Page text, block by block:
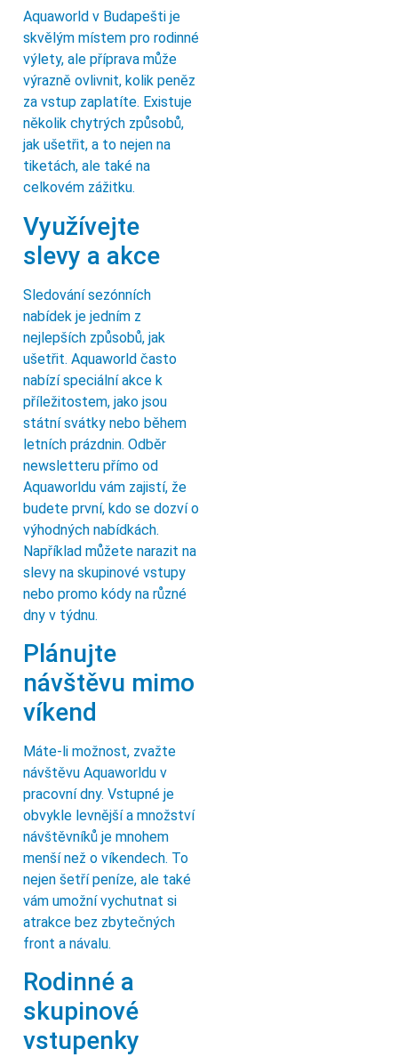
Aquaworld v Budapešti je
skvělým místem pro rodinné
výlety, ale příprava může
výrazně ovlivnit, kolik peněz
za vstup zaplatíte. Existuje
několik chytrých způsobů,
jak ušetřit, a to nejen na
tiketách, ale také na
celkovém zážitku.
Využívejte
slevy a akce
Sledování sezónních
nabídek je jedním z
nejlepších způsobů, jak
ušetřit. Aquaworld často
nabízí speciální akce k
příležitostem, jako jsou
státní svátky nebo během
letních prázdnin. Odběr
newsletteru přímo od
Aquaworldu vám zajistí, že
budete první, kdo se dozví o
výhodných nabídkách.
Například můžete narazit na
slevy na skupinové vstupy
nebo promo kódy na různé
dny v týdnu.
Plánujte
návštěvu mimo
víkend
Máte-li možnost, zvažte
návštěvu Aquaworldu v
pracovní dny. Vstupné je
obvykle levnější a množství
návštěvníků je mnohem
menší než o víkendech. To
nejen šetří peníze, ale také
vám umožní vychutnat si
atrakce bez zbytečných
front a návalu.
Rodinné a
skupinové
vstupenky